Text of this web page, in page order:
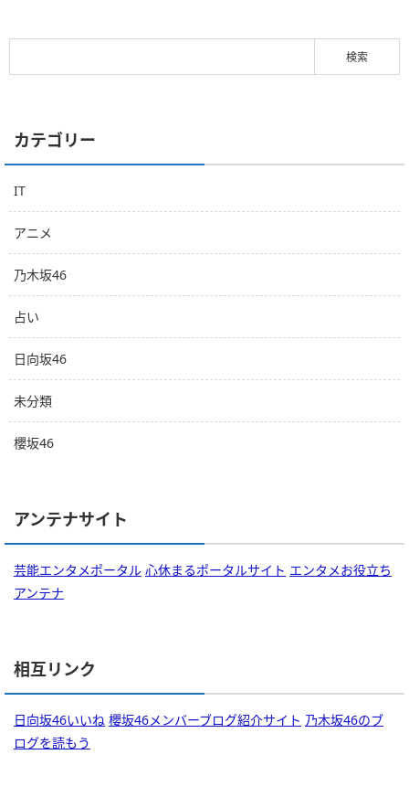
カテゴリー
IT
アニメ
乃木坂46
占い
日向坂46
未分類
櫻坂46
アンテナサイト
芸能エンタメポータル 心休まるポータルサイト エンタメお役立ち
アンテナ
相互リンク
日向坂46いいね 櫻坂46メンバーブログ紹介サイト 乃木坂46のブ
ログを読もう